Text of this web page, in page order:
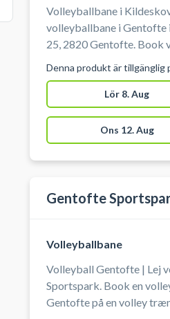
Volleyballbane i
volleyballbane i Gentofte
25, 2820 Gentofte. Book
en af Kildeskovshallens
og omklædning til
selv volleyball.
Denna produkt är tillgänglig
Lör 8. Aug
Ons 12. Aug
Gentofte
Volleyballbane
Volleyball Gentofte | Lej
Sportspark. Book en
Gentofte på en volley